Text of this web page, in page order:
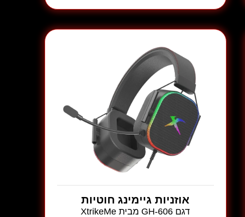
חוטיות
GH-
XtrikeMe
בצבע
ורוד
אוזניות גיימינג חוטיות
דגם GH-606 מבית XtrikeMe